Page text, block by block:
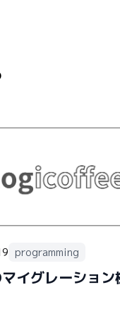
programming
イグレーション